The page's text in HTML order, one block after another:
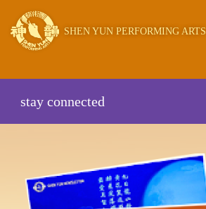
SHEN YUN PERFORMING ARTS
stay connected